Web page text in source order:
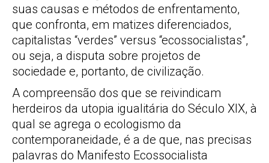
suas causas e métodos de enfrentamento,
que confronta, em matizes diferenciados,
capitalistas “verdes” versus “ecossocialistas”,
ou seja, a disputa sobre projetos de
sociedade e, portanto, de civilização.
A compreensão dos que se reivindicam
herdeiros da utopia igualitária do Século XIX, à
qual se agrega o ecologismo da
contemporaneidade, é a de que, nas precisas
palavras do Manifesto Ecossocialista